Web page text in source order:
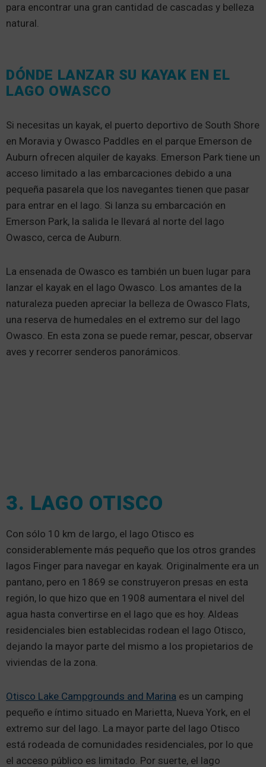
para encontrar una gran cantidad de cascadas y belleza
natural.
DÓNDE LANZAR SU KAYAK EN EL
LAGO OWASCO
Si necesitas un kayak, el puerto deportivo de South Shore
en Moravia y Owasco Paddles en el parque Emerson de
Auburn ofrecen alquiler de kayaks. Emerson Park tiene un
acceso limitado a las embarcaciones debido a una
pequeña pasarela que los navegantes tienen que pasar
para entrar en el lago. Si lanza su embarcación en
Emerson Park, la salida le llevará al norte del lago
Owasco, cerca de Auburn.
La ensenada de Owasco es también un buen lugar para
lanzar el kayak en el lago Owasco. Los amantes de la
naturaleza pueden apreciar la belleza de Owasco Flats,
una reserva de humedales en el extremo sur del lago
Owasco. En esta zona se puede remar, pescar, observar
aves y recorrer senderos panorámicos.
3. LAGO OTISCO
Con sólo 10 km de largo, el lago Otisco es
considerablemente más pequeño que los otros grandes
lagos Finger para navegar en kayak. Originalmente era un
pantano, pero en 1869 se construyeron presas en esta
región, lo que hizo que en 1908 aumentara el nivel del
agua hasta convertirse en el lago que es hoy. Aldeas
residenciales bien establecidas rodean el lago Otisco,
dejando la mayor parte del mismo a los propietarios de
viviendas de la zona.
Otisco Lake Campgrounds and Marina es un camping
pequeño e íntimo situado en Marietta, Nueva York, en el
extremo sur del lago. La mayor parte del lago Otisco
está rodeada de comunidades residenciales, por lo que
el acceso público es limitado. Por suerte, el lago